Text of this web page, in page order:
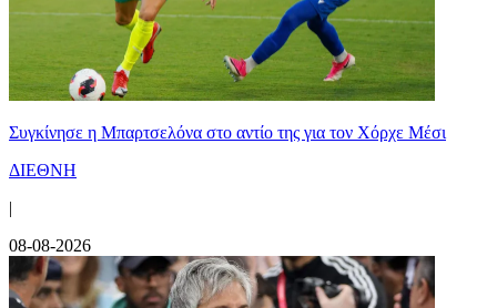
Συγκίνησε η Μπαρτσελόνα στο αντίο της για τον Χόρχε Μέσι
ΔΙΕΘΝΗ
|
08-08-2026